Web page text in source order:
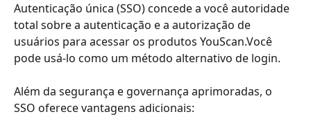
Autenticação única (SSO) concede a você autoridade
total sobre a autenticação e a autorização de
usuários para acessar os produtos YouScan.Você
pode usá-lo como um método alternativo de login.
Além da segurança e governança aprimoradas, o
SSO oferece vantagens adicionais: